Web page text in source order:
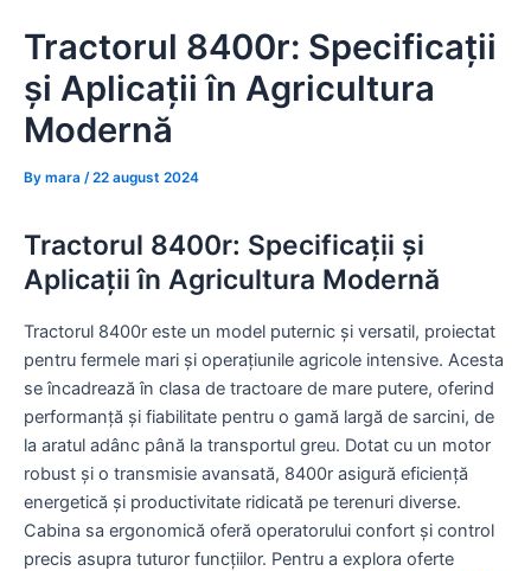
content
Tractorul 8400r: Specificații
și Aplicații în Agricultura
Modernă
By mara /22 august 2024
Tractorul 8400r: Specificații și
Aplicații în Agricultura Modernă
Tractorul 8400r este un model puternic și versatil, proiectat
pentru fermele mari și operațiunile agricole intensive. Acesta
se încadrează în clasa de tractoare de mare putere, oferind
performanță și fiabilitate pentru o gamă largă de sarcini, de
la aratul adânc până la transportul greu. Dotat cu un motor
robust și o transmisie avansată, 8400r asigură eficiență
energetică și productivitate ridicată pe terenuri diverse.
Cabina sa ergonomică oferă operatorului confort și control
precis asupra tuturor funcțiilor. Pentru a explora oferte